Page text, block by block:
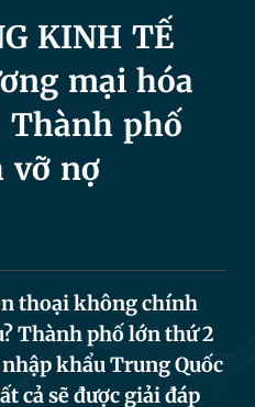
Magazine
Bạn cần biết
thoại
KINH TẾ
mại hóa
Thành phố
vỡ nợ
thoại không chính
Thành phố lớn thứ 2
khẩu Trung Quốc
cả sẽ được giải đáp